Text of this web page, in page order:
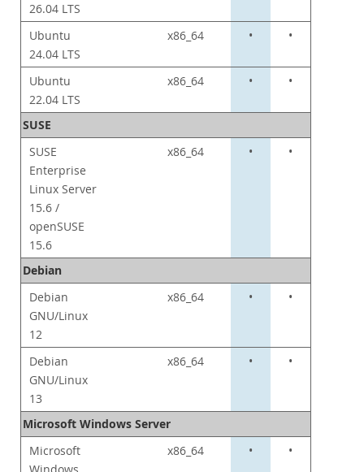
26.04 LTS
Ubuntu
24.04 LTS
x86_64 • •
Ubuntu
22.04 LTS
x86_64 • •
SUSE
SUSE
Enterprise
Linux Server
15.6 /
openSUSE
15.6
x86_64 • •
Debian
Debian
GNU/Linux
12
x86_64 • •
Debian
GNU/Linux
13
x86_64 • •
Microsoft Windows Server
Microsoft
x86_64 • •